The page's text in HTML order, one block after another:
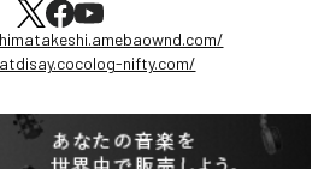
nifty.com/